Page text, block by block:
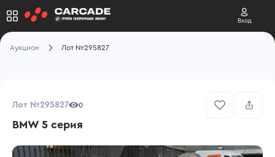
Вход
Аукцион Лот №295827
Лот №295827 0
BMW 5 серия